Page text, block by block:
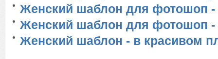
Женский шаблон для фотошоп -
Женский шаблон для фотошоп -
Женский шаблон - в красивом